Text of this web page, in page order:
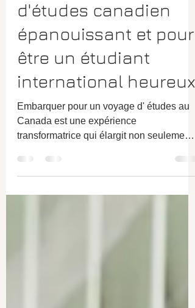
au Canada : facteurs
clés pour un voyage
d'études canadien
épanouissant et pour
être un étudiant
international heureux
Embarquer pour un voyage d' études au